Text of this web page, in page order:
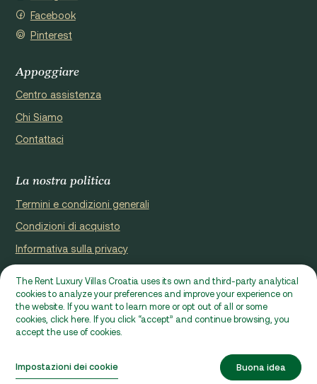
20% sconto per il periodo 11.06. - 01.09.2026.
Richiesta Verifica disponibilità
Facebook
Pinterest
Appoggiare
Centro assistenza
Chi Siamo
Contattaci
La nostra politica
Termini e condizioni generali
Condizioni di acquisto
Informativa sulla privacy
Sito web registrato da Domus properties d.o.o., Ćaleta-Cari 53a,
HR - 22000, Croatia | VAT ID: HR97941229837
Ⓒ 2026 RLVC. Tutti i diritti riservati.
Sviluppato da Epic Digital
The Rent Luxury Villas Croatia uses its own and third-party analytical
cookies to analyze your preferences and improve your experience on
the website. If you want to learn more or opt out of all or some
cookies, click here. If you click “accept” and continue browsing, you
accept the use of cookies.
Impostazioni dei cookie Buona idea